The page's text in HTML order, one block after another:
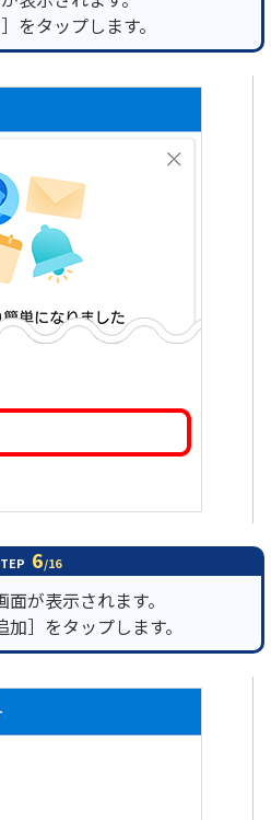
をタップします。
6/16
面が表示されます。
加］をタップします。